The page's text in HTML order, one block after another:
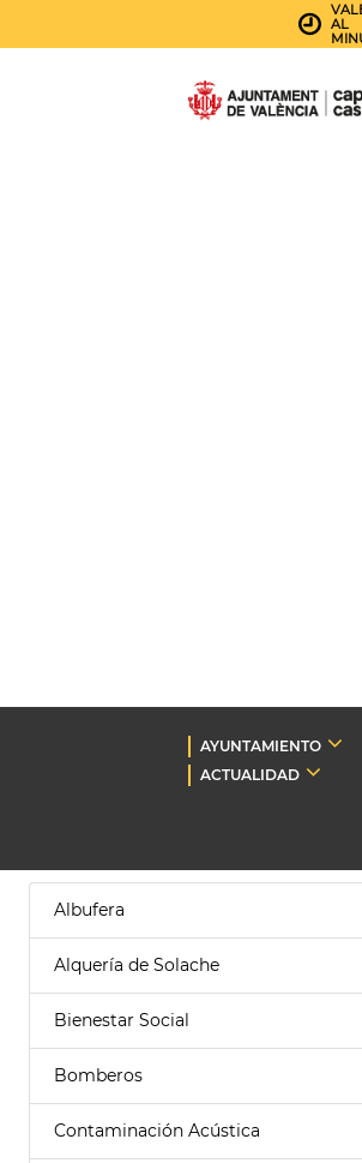
AL
AYUNTAMIENTO
ACTUALIDAD
Albufera
Alquería de Solache
Bienestar Social
Bomberos
Contaminación Acústica